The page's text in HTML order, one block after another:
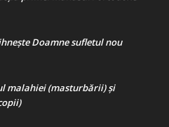
Doamne sufletul nou
malahiei (masturbării) şi